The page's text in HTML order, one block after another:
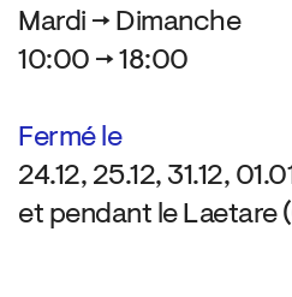
Mardi → Dimanche
10:00 → 18:00
Fermé le
24.12, 25.12, 31.12,
et pendant le Laetare